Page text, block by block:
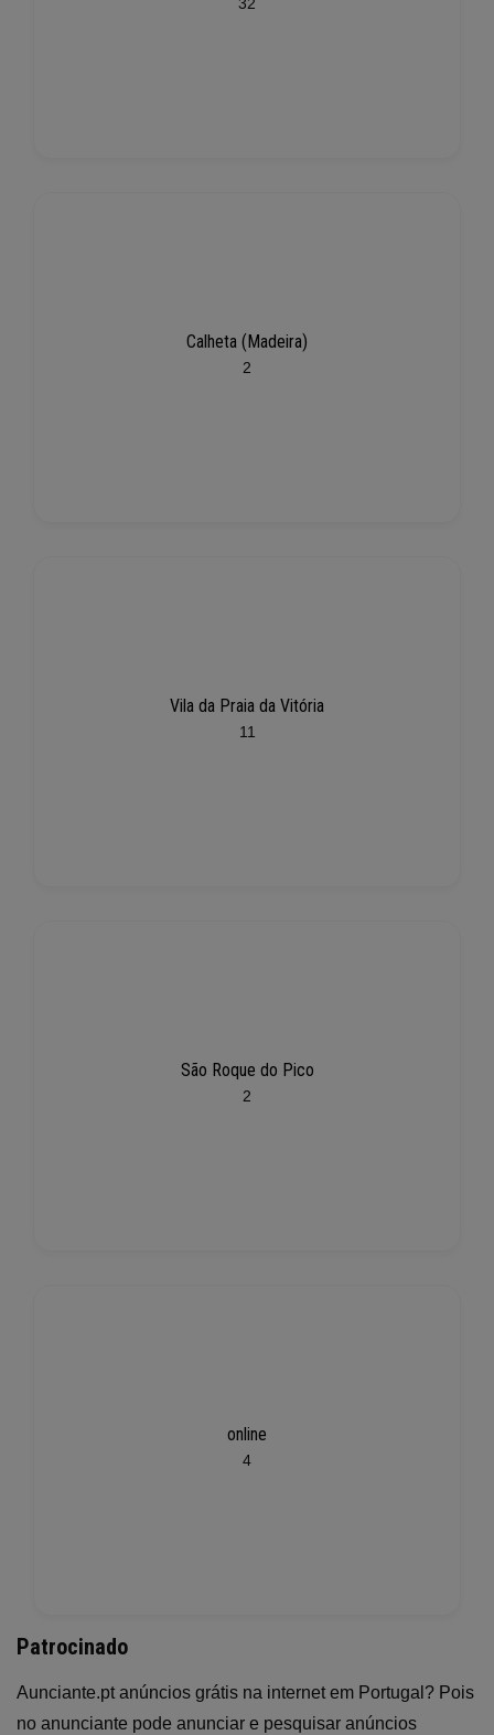
Calheta (Madeira)
2
Vila da Praia da Vitória
11
São Roque do Pico
2
online
4
Patrocinado
Aunciante.pt anúncios grátis na internet em Portugal? Pois
no anunciante pode anunciar e pesquisar anúncios